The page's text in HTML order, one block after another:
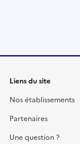
Liens du site
Nos établissements
Partenaires
Une question ?